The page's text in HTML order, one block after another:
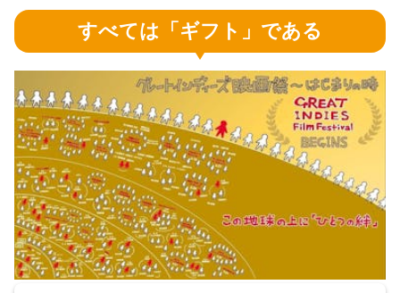
すべては「ギフト」である